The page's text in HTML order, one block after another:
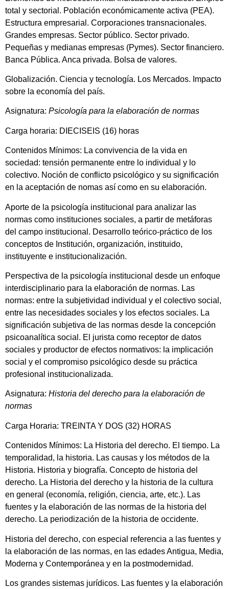
total y sectorial. Población económicamente activa (PEA).
Estructura empresarial. Corporaciones transnacionales.
Grandes empresas. Sector público. Sector privado.
Pequeñas y medianas empresas (Pymes). Sector financiero.
Banca Pública. Anca privada. Bolsa de valores.
Globalización. Ciencia y tecnología. Los Mercados. Impacto
sobre la economía del país.
Asignatura: Psicología para la elaboración de normas
Carga horaria: DIECISEIS (16) horas
Contenidos Mínimos: La convivencia de la vida en
sociedad: tensión permanente entre lo individual y lo
colectivo. Noción de conflicto psicológico y su significación
en la aceptación de nomas así como en su elaboración.
Aporte de la psicología institucional para analizar las
normas como instituciones sociales, a partir de metáforas
del campo institucional. Desarrollo teórico-práctico de los
conceptos de Institución, organización, instituido,
instituyente e institucionalización.
Perspectiva de la psicología institucional desde un enfoque
interdisciplinario para la elaboración de normas. Las
normas: entre la subjetividad individual y el colectivo social,
entre las necesidades sociales y los efectos sociales. La
significación subjetiva de las normas desde la concepción
psicoanalítica social. El jurista como receptor de datos
sociales y productor de efectos normativos: la implicación
social y el compromiso psicológico desde su práctica
profesional institucionalizada.
Asignatura: Historia del derecho para la elaboración de
normas
Carga Horaria: TREINTA Y DOS (32) HORAS
Contenidos Mínimos: La Historia del derecho. El tiempo. La
temporalidad, la historia. Las causas y los métodos de la
Historia. Historia y biografía. Concepto de historia del
derecho. La Historia del derecho y la historia de la cultura
en general (economía, religión, ciencia, arte, etc.). Las
fuentes y la elaboración de las normas de la historia del
derecho. La periodización de la historia de occidente.
Historia del derecho, con especial referencia a las fuentes y
la elaboración de las normas, en las edades Antigua, Media,
Moderna y Contemporánea y en la postmodernidad.
Los grandes sistemas jurídicos. Las fuentes y la elaboración